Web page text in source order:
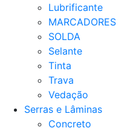
Lubrificante
MARCADORES
SOLDA
Selante
Tinta
Trava
Vedação
Serras e Lâminas
Concreto